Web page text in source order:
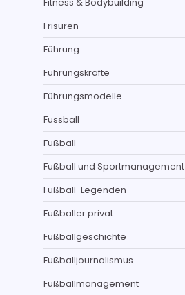
Frisuren
Führung
Führungskräfte
Führungsmodelle
Fussball
Fußball
Fußball und Sportmanagement
Fußball-Legenden
Fußballer privat
Fußballgeschichte
Fußballjournalismus
Fußballmanagement